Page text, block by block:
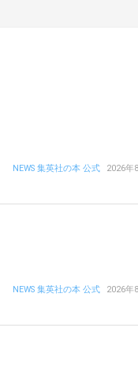
NEWS 集英社の本 公式 2026年
NEWS 集英社の本 公式 2026年